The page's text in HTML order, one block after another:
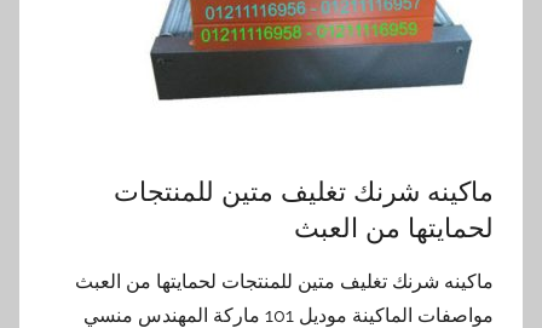
ماكينه شرنك تغليف متين للمنتجات
لحمايتها من العبث
ماكينه شرنك تغليف متين للمنتجات لحمايتها من العبث
مواصفات الماكينة موديل 101 ماركة المهندس منسي